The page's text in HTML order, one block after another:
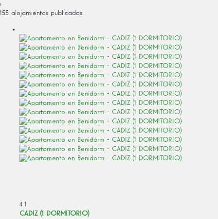
›
155 alojamientos publicados
4 1
CADIZ (1 DORMITORIO)